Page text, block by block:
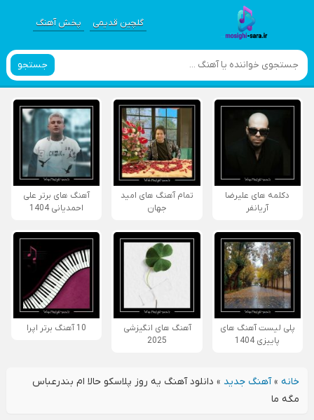
گلچین قدیمی پخش آهنگ
جستجو
دکلمه های علیرضا
آریانفر
تمام آهنگ های امید
جهان
آهنگ های برتر علی
احمدیانی 1404
پلی لیست آهنگ های
پاییزی 1404
آهنگ های انگیزشی
2025
10 آهنگ برتر اپرا
خانه»آهنگ جدید » دانلود آهنگ یه روز پلاسکو حالا ام بندرعباس
مگه ما